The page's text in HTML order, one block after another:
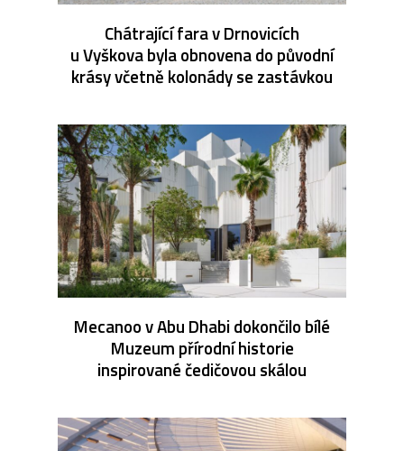
Chátrající fara v Drnovicích
u Vyškova byla obnovena do původní
krásy včetně kolonády se zastávkou
Mecanoo v Abu Dhabi dokončilo bílé
Muzeum přírodní historie
inspirované čedičovou skálou